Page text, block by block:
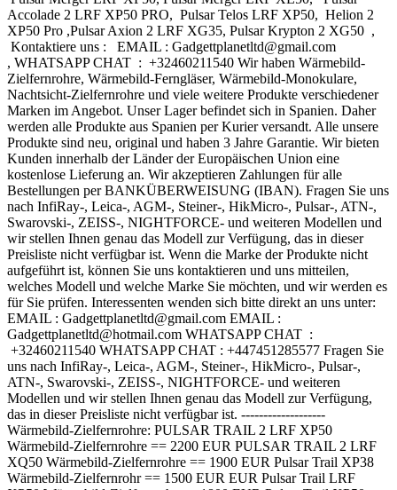
Accolade 2 LRF XP50 PRO, Pulsar Telos LRF XP50, Helion 2
XP50 Pro ,Pulsar Axion 2 LRF XG35, Pulsar Krypton 2 XG50 ,
Kontaktiere uns : EMAIL : Gadgettplanetltd@gmail.com
, WHATSAPP CHAT : +32460211540 Wir haben Wärmebild-
Zielfernrohre, Wärmebild-Ferngläser, Wärmebild-Monokulare,
Nachtsicht-Zielfernrohre und viele weitere Produkte verschiedener
Marken im Angebot. Unser Lager befindet sich in Spanien. Daher
werden alle Produkte aus Spanien per Kurier versandt. Alle unsere
Produkte sind neu, original und haben 3 Jahre Garantie. Wir bieten
Kunden innerhalb der Länder der Europäischen Union eine
kostenlose Lieferung an. Wir akzeptieren Zahlungen für alle
Bestellungen per BANKÜBERWEISUNG (IBAN). Fragen Sie uns
nach InfiRay-, Leica-, AGM-, Steiner-, HikMicro-, Pulsar-, ATN-,
Swarovski-, ZEISS-, NIGHTFORCE- und weiteren Modellen und
wir stellen Ihnen genau das Modell zur Verfügung, das in dieser
Preisliste nicht verfügbar ist. Wenn die Marke der Produkte nicht
aufgeführt ist, können Sie uns kontaktieren und uns mitteilen,
welches Modell und welche Marke Sie möchten, und wir werden es
für Sie prüfen. Interessenten wenden sich bitte direkt an uns unter:
EMAIL : Gadgettplanetltd@gmail.com EMAIL :
Gadgettplanetltd@hotmail.com WHATSAPP CHAT :
+32460211540 WHATSAPP CHAT : +447451285577 Fragen Sie
uns nach InfiRay-, Leica-, AGM-, Steiner-, HikMicro-, Pulsar-,
ATN-, Swarovski-, ZEISS-, NIGHTFORCE- und weiteren
Modellen und wir stellen Ihnen genau das Modell zur Verfügung,
das in dieser Preisliste nicht verfügbar ist. -------------------
Wärmebild-Zielfernrohre: PULSAR TRAIL 2 LRF XP50
Wärmebild-Zielfernrohre == 2200 EUR PULSAR TRAIL 2 LRF
XQ50 Wärmebild-Zielfernrohre == 1900 EUR Pulsar Trail XP38
Wärmebild-Zielfernrohr == 1500 EUR EUR Pulsar Trail LRF